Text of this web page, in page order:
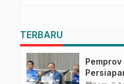
TERBARU